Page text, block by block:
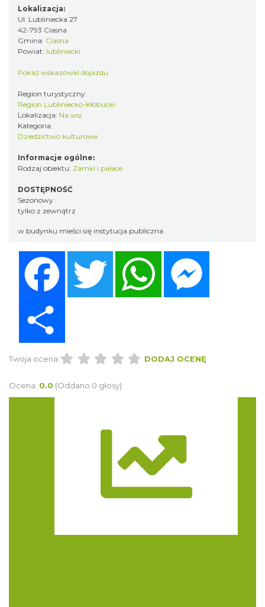
Lokalizacja:
Ul. Lubliniecka 27
42-793 Ciasna
Gmina: Ciasna
Powiat: lubliniecki
Pokaż wskazówki dojazdu
Region turystyczny:
Region Lubliniecko-Kłobucki
Lokalizacja: Na wsi
Kategoria:
Dziedzictwo kulturowe
Informacje ogólne:
Rodzaj obiektu: Zamki i pałace
DOSTĘPNOŚĆ
Sezonowy
tylko z zewnątrz
w budynku mieści się instytucja publiczna
Twitter WhatsApp
Twoja ocena: DODAJ OCENĘ
Ocena: 0.0 (Oddano 0 głosy)